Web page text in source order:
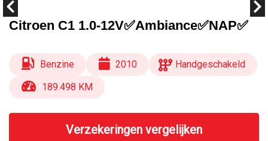
Citroen C1 1.0-12V✅Ambiance✅NAP✅
Benzine 2010
Handgeschakeld
189.498 KM
Verzekeringen vergelijken